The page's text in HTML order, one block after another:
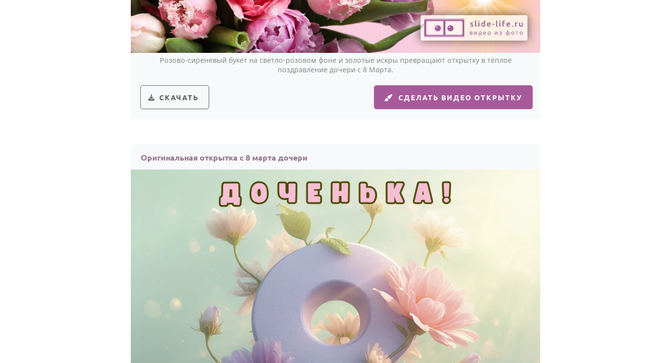
Розово-сиреневый букет на светло-розовом фоне и золотые искры превращают открытку в тёплое
поздравление дочери с 8 Марта.
СКАЧАТЬ СДЕЛАТЬ ВИДЕО ОТКРЫТКУ
Оригинальная открытка с 8 марта дочери